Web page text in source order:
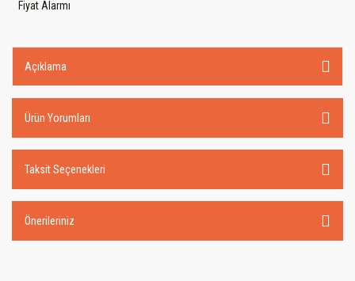
Fiyat Alarmı
Açıklama
Ürün Yorumları
Taksit Seçenekleri
Önerileriniz